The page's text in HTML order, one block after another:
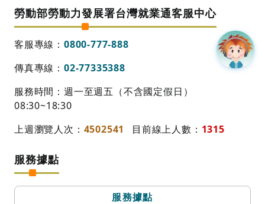
勞動部勞動力發展署台灣就業通客服中心
客服專線： 0800-777-888
傳真專線： 02-77335388
服務時間：週一至週五（不含國定假日）
08:30~18:30
上週瀏覽人次： 4502541 目前線上人數： 1315
服務據點
服務據點